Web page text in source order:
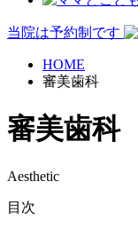
当院は予約制です
HOME
審美歯科
審美歯科
Aesthetic
目次